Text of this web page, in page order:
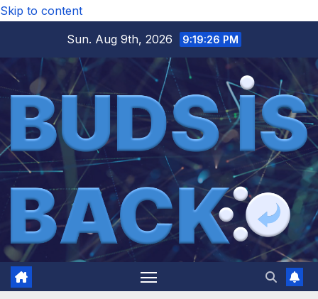
Skip to content
Sun. Aug 9th, 2026
9:19:27 PM